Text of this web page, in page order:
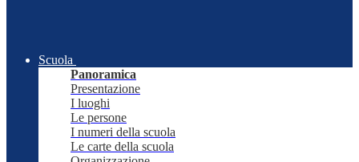
Scuola
Panoramica
Presentazione
I luoghi
Le persone
I numeri della scuola
Le carte della scuola